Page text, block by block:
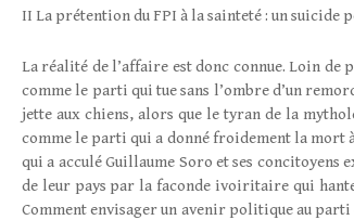
II La prétention du FPI à la sainteté : un
La réalité de l’affaire est donc connue. Loin
comme le parti qui tue sans l’ombre d’un
jette aux chiens, alors que le tyran de la
comme le parti qui a donné froidement la mort
qui a acculé Guillaume Soro et ses concitoyens
de leur pays par la faconde ivoiritaire qui
Comment envisager un avenir politique au